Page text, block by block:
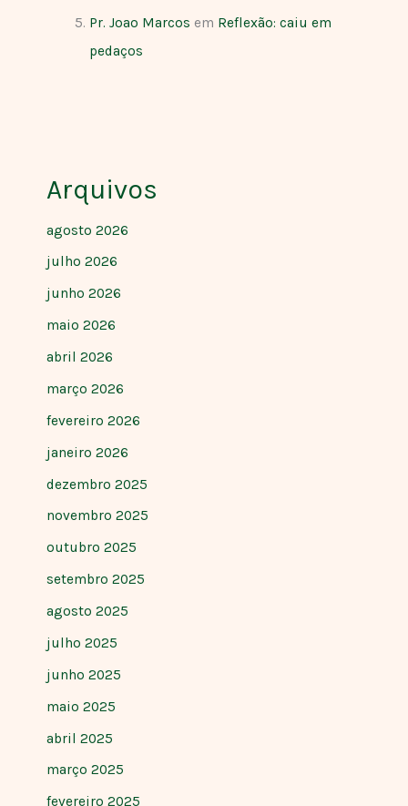
Pr. Joao Marcos em Reflexão: caiu em
pedaços
Arquivos
agosto 2026
julho 2026
junho 2026
maio 2026
abril 2026
março 2026
fevereiro 2026
janeiro 2026
dezembro 2025
novembro 2025
outubro 2025
setembro 2025
agosto 2025
julho 2025
junho 2025
maio 2025
abril 2025
março 2025
fevereiro 2025